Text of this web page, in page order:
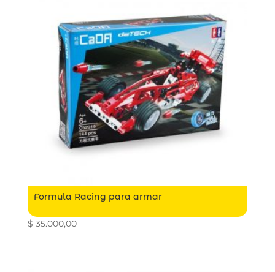
Formula Racing para armar
$ 35.000,00